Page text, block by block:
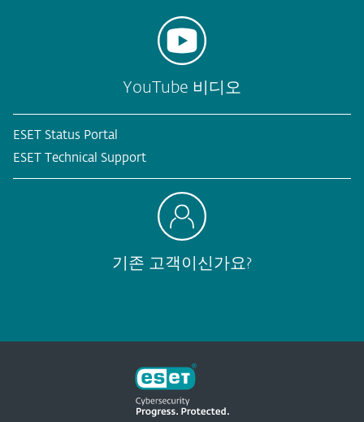
YouTube 비디오
ESET Status Portal
ESET Technical Support
기존 고객이신가요?